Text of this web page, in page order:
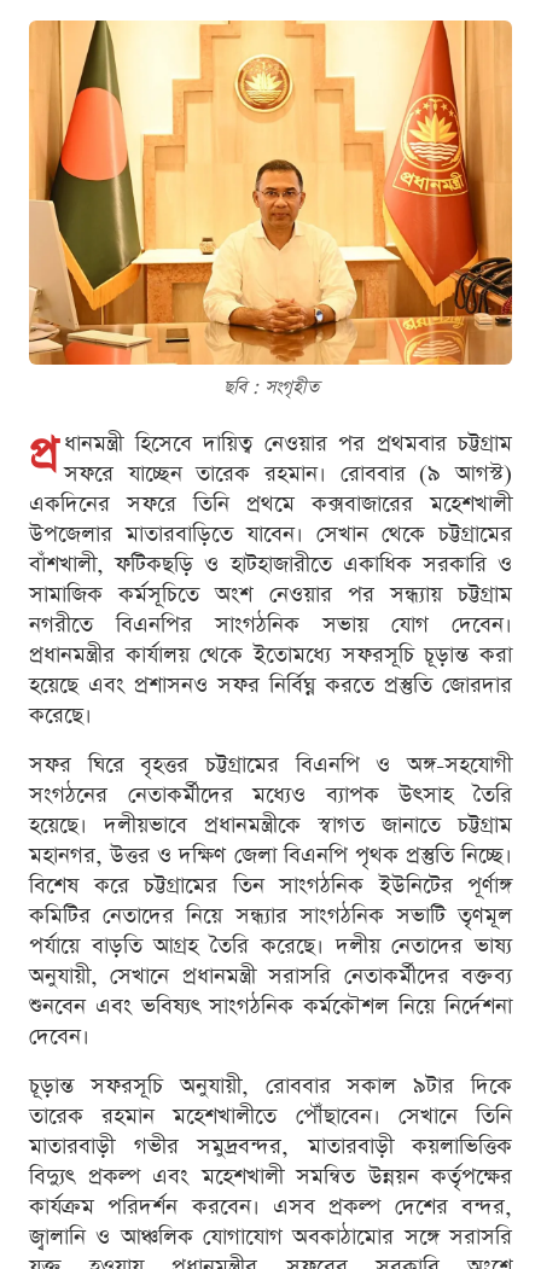
ছবি : সংগৃহীত
প্র ধানমন্ত্রী হিসেবে দায়িত্ব নেওয়ার পর প্রথমবার চট্টগ্রাম
সফরে যাচ্ছেন তারেক রহমান। রোববার (৯ আগস্ট)
একদিনের সফরে তিনি প্রথমে কক্সবাজারের মহেশখালী
উপজেলার মাতারবাড়িতে যাবেন। সেখান থেকে চট্টগ্রামের
বাঁশখালী, ফটিকছড়ি ও হাটহাজারীতে একাধিক সরকারি ও
সামাজিক কর্মসূচিতে অংশ নেওয়ার পর সন্ধ্যায় চট্টগ্রাম
নগরীতে বিএনপির সাংগঠনিক সভায় যোগ দেবেন।
প্রধানমন্ত্রীর কার্যালয় থেকে ইতোমধ্যে সফরসূচি চূড়ান্ত করা
হয়েছে এবং প্রশাসনও সফর নির্বিঘ্ন করতে প্রস্তুতি জোরদার
করেছে।
সফর ঘিরে বৃহত্তর চট্টগ্রামের বিএনপি ও অঙ্গ-সহযোগী
সংগঠনের নেতাকর্মীদের মধ্যেও ব্যাপক উৎসাহ তৈরি
হয়েছে। দলীয়ভাবে প্রধানমন্ত্রীকে স্বাগত জানাতে চট্টগ্রাম
মহানগর, উত্তর ও দক্ষিণ জেলা বিএনপি পৃথক প্রস্তুতি নিচ্ছে।
বিশেষ করে চট্টগ্রামের তিন সাংগঠনিক ইউনিটের পূর্ণাঙ্গ
কমিটির নেতাদের নিয়ে সন্ধ্যার সাংগঠনিক সভাটি তৃণমূল
পর্যায়ে বাড়তি আগ্রহ তৈরি করেছে। দলীয় নেতাদের ভাষ্য
অনুযায়ী, সেখানে প্রধানমন্ত্রী সরাসরি নেতাকর্মীদের বক্তব্য
শুনবেন এবং ভবিষ্যৎ সাংগঠনিক কর্মকৌশল নিয়ে নির্দেশনা
দেবেন।
চূড়ান্ত সফরসূচি অনুযায়ী, রোববার সকাল ৯টার দিকে
তারেক রহমান মহেশখালীতে পৌঁছাবেন। সেখানে তিনি
মাতারবাড়ী গভীর সমুদ্রবন্দর, মাতারবাড়ী কয়লাভিত্তিক
বিদ্যুৎ প্রকল্প এবং মহেশখালী সমন্বিত উন্নয়ন কর্তৃপক্ষের
কার্যক্রম পরিদর্শন করবেন। এসব প্রকল্প দেশের বন্দর,
জ্বালানি ও আঞ্চলিক যোগাযোগ অবকাঠামোর সঙ্গে সরাসরি